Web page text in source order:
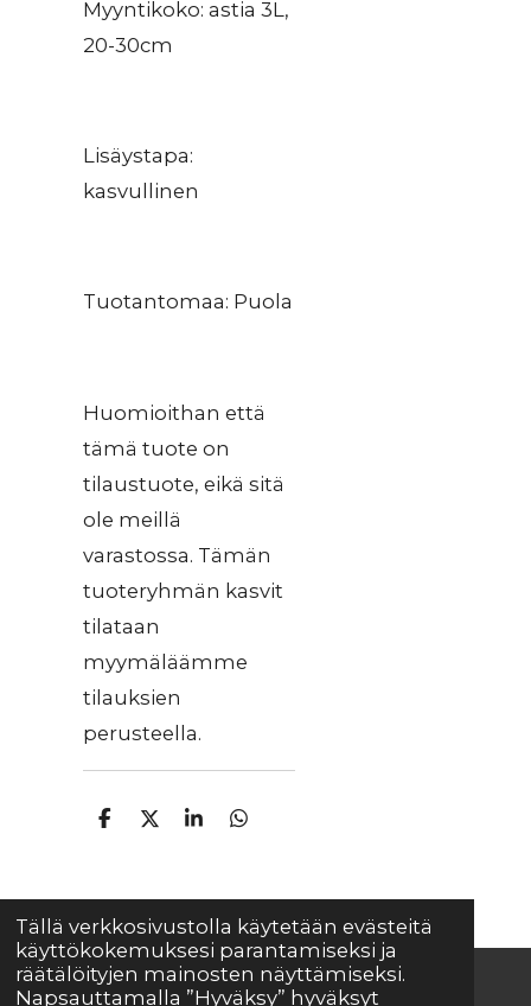
Tällä verkkosivustolla käytetään evästeitä
käyttökokemuksesi parantamiseksi ja
räätälöityjen mainosten näyttämiseksi.
Napsauttamalla ”Hyväksy” hyväksyt
Myyntikoko: astia 3L,
20-30cm
Lisäystapa:
kasvullinen
Tuotantomaa: Puola
Huomioithan että
tämä tuote on
tilaustuote, eikä sitä
ole meillä
varastossa. Tämän
tuoteryhmän kasvit
tilataan
myymäläämme
tilauksien
perusteella.
J
J
J
J